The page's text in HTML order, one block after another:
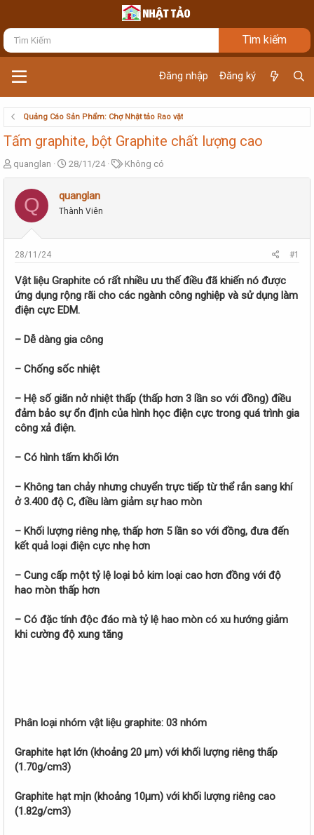
Đăng nhập Đăng ký
Quảng Cáo Sản Phẩm: Chợ Nhật tảo Rao vặt
Tấm graphite, bột Graphite chất lượng cao
T
h
e
a
s
r
e
r
quanglan
N
g
y
g
i
28/11/24
T
ừ
Không có
Q quanglan
Thành Viên
28/11/24 #1
Vật liệu Graphite có rất nhiều ưu thế điều đã khiến nó được
ứng dụng rộng rãi cho các ngành công nghiệp và sử dụng làm
điện cực EDM.
– Dễ dàng gia công
– Chống sốc nhiệt
– Hệ số giãn nở nhiệt thấp (thấp hơn 3 lần so với đồng) điều
đảm bảo sự ổn định của hình học điện cực trong quá trình gia
công xả điện.
– Có hình tấm khối lớn
– Không tan chảy nhưng chuyển trực tiếp từ thể rắn sang khí
ở 3.400 độ C, điều làm giảm sự hao mòn
– Khối lượng riêng nhẹ, thấp hơn 5 lần so với đồng, đưa đến
kết quả loại điện cực nhẹ hơn
– Cung cấp một tỷ lệ loại bỏ kim loại cao hơn đồng với độ
hao mòn thấp hơn
– Có đặc tính độc đáo mà tỷ lệ hao mòn có xu hướng giảm
khi cường độ xung tăng
Phân loại nhóm vật liệu graphite: 03 nhóm
Graphite hạt lớn (khoảng 20 µm) với khối lượng riêng thấp
(1.70g/cm3)
Graphite hạt mịn (khoảng 10µm) với khối lượng riêng cao
(1.82g/cm3)